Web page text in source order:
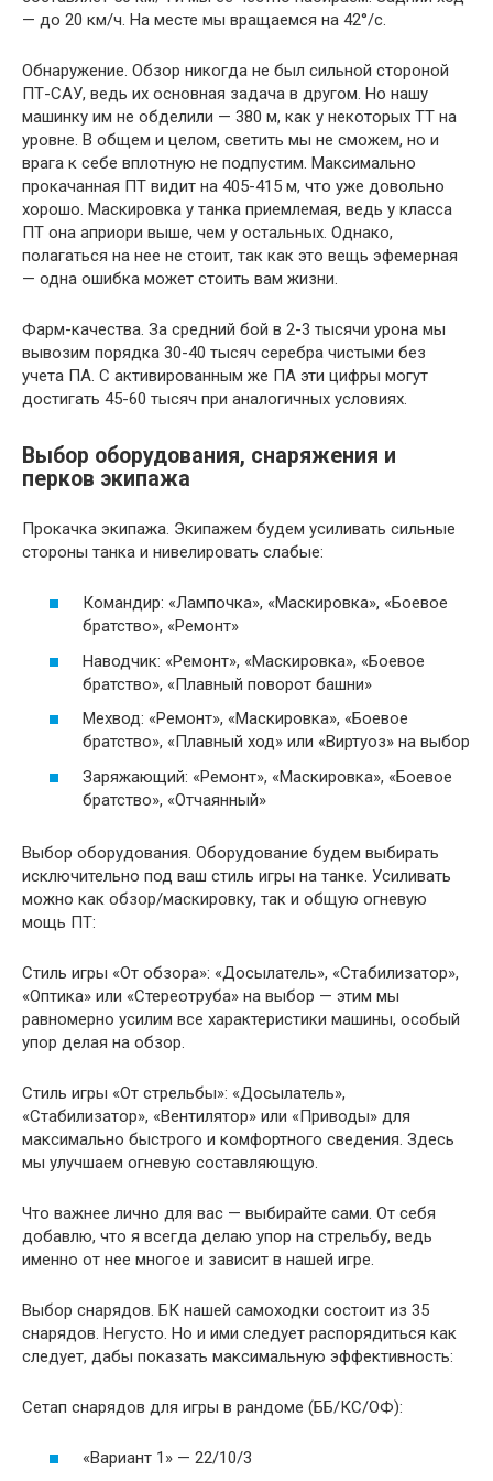
— до 20 км/ч. На месте мы вращаемся на 42°/с.
Обнаружение. Обзор никогда не был сильной стороной
ПТ-САУ, ведь их основная задача в другом. Но нашу
машинку им не обделили — 380 м, как у некоторых ТТ на
уровне. В общем и целом, светить мы не сможем, но и
врага к себе вплотную не подпустим. Максимально
прокачанная ПТ видит на 405-415 м, что уже довольно
хорошо. Маскировка у танка приемлемая, ведь у класса
ПТ она априори выше, чем у остальных. Однако,
полагаться на нее не стоит, так как это вещь эфемерная
— одна ошибка может стоить вам жизни.
Фарм-качества. За средний бой в 2-3 тысячи урона мы
вывозим порядка 30-40 тысяч серебра чистыми без
учета ПА. С активированным же ПА эти цифры могут
достигать 45-60 тысяч при аналогичных условиях.
Выбор оборудования, снаряжения и
перков экипажа
Прокачка экипажа. Экипажем будем усиливать сильные
стороны танка и нивелировать слабые:
Командир: «Лампочка», «Маскировка», «Боевое
братство», «Ремонт»
Наводчик: «Ремонт», «Маскировка», «Боевое
братство», «Плавный поворот башни»
Мехвод: «Ремонт», «Маскировка», «Боевое
братство», «Плавный ход» или «Виртуоз» на выбор
Заряжающий: «Ремонт», «Маскировка», «Боевое
братство», «Отчаянный»
Выбор оборудования. Оборудование будем выбирать
исключительно под ваш стиль игры на танке. Усиливать
можно как обзор/маскировку, так и общую огневую
мощь ПТ:
Стиль игры «От обзора»: «Досылатель», «Стабилизатор»,
«Оптика» или «Стереотруба» на выбор — этим мы
равномерно усилим все характеристики машины, особый
упор делая на обзор.
Стиль игры «От стрельбы»: «Досылатель»,
«Стабилизатор», «Вентилятор» или «Приводы» для
максимально быстрого и комфортного сведения. Здесь
мы улучшаем огневую составляющую.
Что важнее лично для вас — выбирайте сами. От себя
добавлю, что я всегда делаю упор на стрельбу, ведь
именно от нее многое и зависит в нашей игре.
Выбор снарядов. БК нашей самоходки состоит из 35
снарядов. Негусто. Но и ими следует распорядиться как
следует, дабы показать максимальную эффективность:
Сетап снарядов для игры в рандоме (ББ/КС/ОФ):
«Вариант 1» — 22/10/3